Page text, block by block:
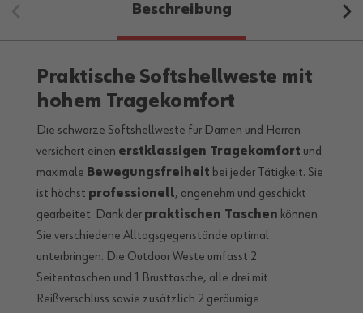
Beschreibung
Praktische Softshellweste mit
hohem Tragekomfort
Die schwarze Softshellweste für Damen und Herren
versichert einen erstklassigen Tragekomfort und
maximale Bewegungsfreiheit bei jeder Tätigkeit. Sie
ist höchst professionell, angenehm und geschickt
gearbeitet. Dank der praktischen Taschen können
Sie verschiedene Alltagsgegenstände optimal
unterbringen. Die Outdoor Weste umfasst 2
Seitentaschen und 1 Brusttasche, alle drei mit
Reißverschluss sowie zusätzlich 2 geräumige